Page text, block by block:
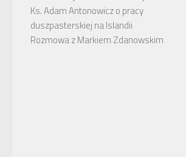
Ks. Adam Antonowicz o pracy
duszpasterskiej na Islandii
Rozmowa z Markiem Zdanowskim